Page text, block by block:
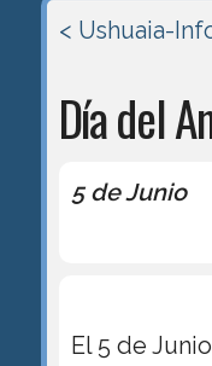
< Ushuaia-
Día del
5 de Junio
El 5 de